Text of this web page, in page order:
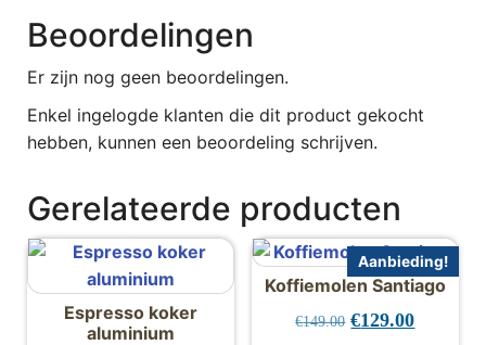
Beoordelingen
Er zijn nog geen beoordelingen.
Enkel ingelogde klanten die dit product gekocht
hebben, kunnen een beoordeling schrijven.
Gerelateerde producten
Espresso koker
aluminium
Aanbieding!
Koffiemolen Santiago
€149.00 Oorspronkelijke
€129.00Huidige